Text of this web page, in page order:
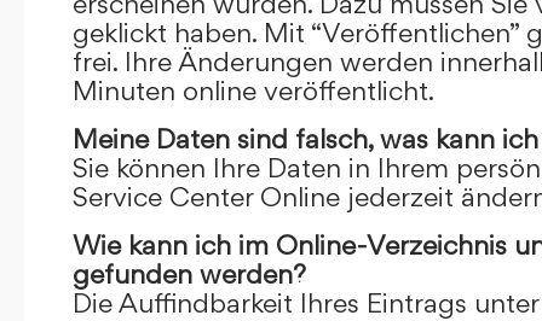
geklickt haben. Mit “Veröffentlichen”
frei. Ihre Änderungen werden
Minuten online veröffentlicht.
Meine Daten sind falsch, was kann
Sie können Ihre Daten in Ihrem
Service Center Online jederzeit
Wie kann ich im Online-Verzeichnis
gefunden werden?
Die Auffindbarkeit Ihres Eintrags